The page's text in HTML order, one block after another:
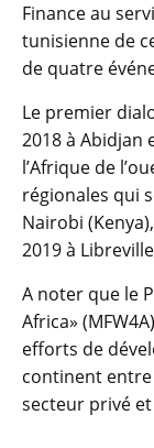
Finance au
tunisienne de
de quatre
Le premier
2018 à Abidjan
l’Afrique de
régionales qui
Nairobi
2019 à
A noter que le
Africa»
efforts de
continent
secteur privé